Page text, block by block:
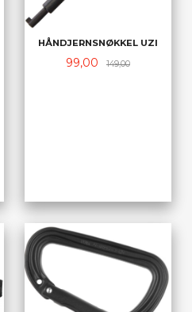
HÅNDJERNSNØKKEL UZI
Tilbud
99,00 149,00Rabatt